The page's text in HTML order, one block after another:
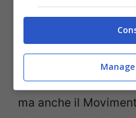
Così a trarne
ma anche il